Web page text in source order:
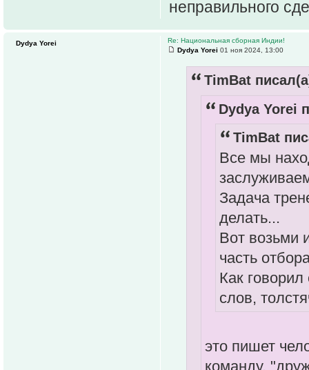
неправильного
Re: Национальная сборная Индии!
Dydya Yorei 01 ноя 2024, 13:00
TimBat
Dydya Yorei
TimBat
Все мы
Задача
делать...
Вот возьми
часть
Как
слов,
это пишет
команду,
Dydya Yorei